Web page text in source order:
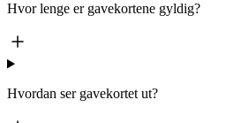
Hvor lenge er gavekortene gyldig?
Hvordan ser gavekortet ut?